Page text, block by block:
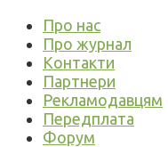
Про нас
Про журнал
Контакти
Партнери
Рекламодавцям
Передплата
Форум